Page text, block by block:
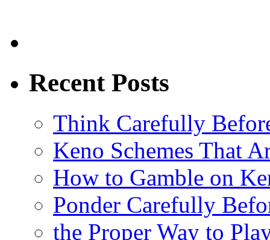
Recent Posts
Think Carefully
Keno Schemes That
How to Gamble on
Ponder Carefully
the Proper Way to